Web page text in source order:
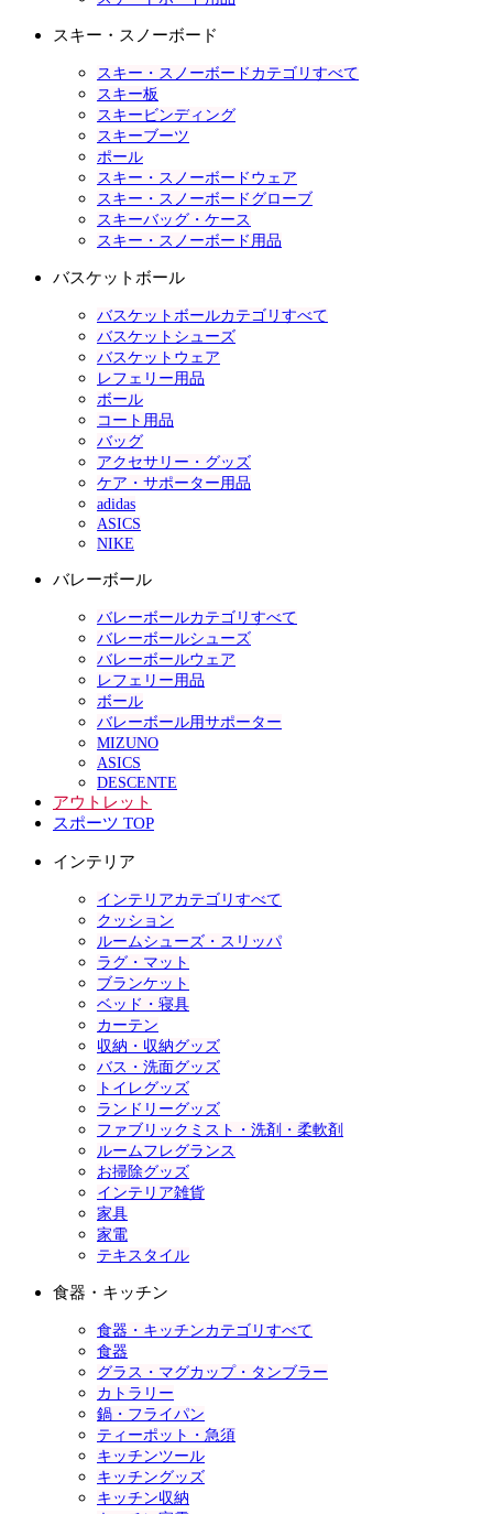
スキー・スノーボード
スキー・スノーボードカテゴリすべて
スキー板
スキービンディング
スキーブーツ
ポール
スキー・スノーボードウェア
スキー・スノーボードグローブ
スキーバッグ・ケース
スキー・スノーボード用品
バスケットボール
バスケットボールカテゴリすべて
バスケットシューズ
バスケットウェア
レフェリー用品
ボール
コート用品
バッグ
アクセサリー・グッズ
ケア・サポーター用品
adidas
ASICS
NIKE
バレーボール
バレーボールカテゴリすべて
バレーボールシューズ
バレーボールウェア
レフェリー用品
ボール
バレーボール用サポーター
MIZUNO
ASICS
DESCENTE
アウトレット
スポーツ TOP
インテリア
インテリアカテゴリすべて
クッション
ルームシューズ・スリッパ
ラグ・マット
ブランケット
ベッド・寝具
カーテン
収納・収納グッズ
バス・洗面グッズ
トイレグッズ
ランドリーグッズ
ファブリックミスト・洗剤・柔軟剤
ルームフレグランス
お掃除グッズ
インテリア雑貨
家具
家電
テキスタイル
食器・キッチン
食器・キッチンカテゴリすべて
食器
グラス・マグカップ・タンブラー
カトラリー
鍋・フライパン
ティーポット・急須
キッチンツール
キッチングッズ
キッチン収納